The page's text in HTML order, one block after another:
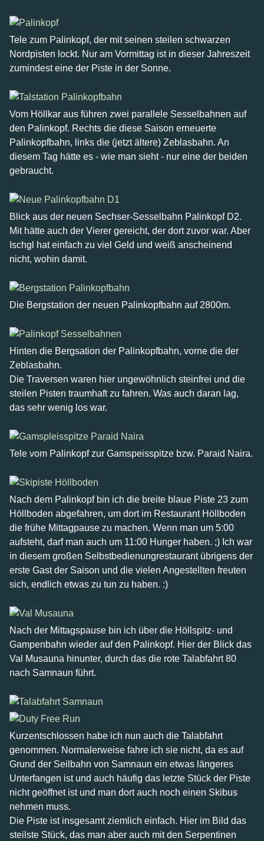
Tele zum Palinkopf, der mit seinen steilen schwarzen
Nordpisten lockt. Nur am Vormittag ist in dieser Jahreszeit
zumindest eine der Piste in der Sonne.
Vom Höllkar aus führen zwei parallele Sesselbahnen auf
den Palinkopf. Rechts die diese Saison erneuerte
Palinkopfbahn, links die (jetzt ältere) Zeblasbahn. An
diesem Tag hätte es - wie man sieht - nur eine der beiden
gebraucht.
Blick aus der neuen Sechser-Sesselbahn Palinkopf D2.
Mit hätte auch der Vierer gereicht, der dort zuvor war. Aber
Ischgl hat einfach zu viel Geld und weiß anscheinend
nicht, wohin damit.
Die Bergstation der neuen Palinkopfbahn auf 2800m.
Hinten die Bergsation der Palinkopfbahn, vorne die der
Zeblasbahn.
Die Traversen waren hier ungewöhnlich steinfrei und die
steilen Pisten traumhaft zu fahren. Was auch daran lag,
das sehr wenig los war.
Tele vom Palinkopf zur Gamspeisspitze bzw. Paraid Naira.
Nach dem Palinkopf bin ich die breite blaue Piste 23 zum
Höllboden abgefahren, um dort im Restaurant Höllboden
die frühe Mittagpause zu machen. Wenn man um 5:00
aufsteht, darf man auch um 11:00 Hunger haben. ;) Ich war
in diesem großen Selbstbedienungrestaurant übrigens der
erste Gast der Saison und die vielen Angestellten freuten
sich, endlich etwas zu tun zu haben. :)
Nach der Mittagspause bin ich über die Höllspitz- und
Gampenbahn wieder auf den Palinkopf. Hier der Blick das
Val Musauna hinunter, durch das die rote Talabfahrt 80
nach Samnaun führt.
Kurzentschlossen habe ich nun auch die Talabfahrt
genommen. Normalerweise fahre ich sie nicht, da es auf
Grund der Seilbahn von Samnaun ein etwas längeres
Unterfangen ist und auch häufig das letzte Stück der Piste
nicht geöffnet ist und man dort auch noch einen Skibus
nehmen muss.
Die Piste ist insgesamt ziemlich einfach. Hier im Bild das
steilste Stück, das man aber auch mit den Serpentinen